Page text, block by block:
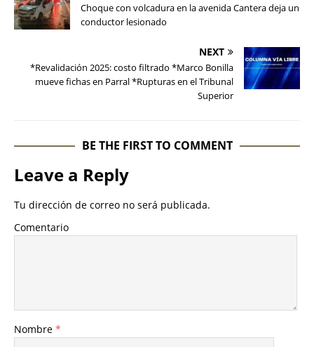
Choque con volcadura en la avenida Cantera deja un
conductor lesionado
NEXT
*Revalidación 2025: costo filtrado *Marco Bonilla
mueve fichas en Parral *Rupturas en el Tribunal
Superior
BE THE FIRST TO COMMENT
Leave a Reply
Tu dirección de correo no será publicada.
Comentario
Nombre *